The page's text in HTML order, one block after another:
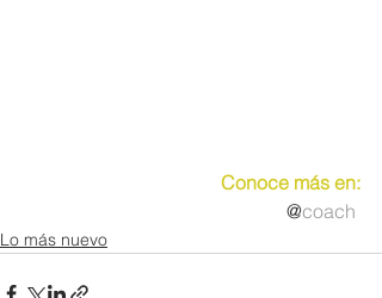
Conoce más en:
@coach
Lo más nuevo